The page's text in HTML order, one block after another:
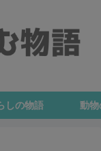
しの物語 動